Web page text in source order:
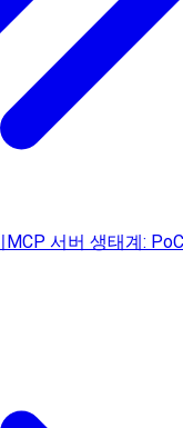
MCP 서버 생태계: PoC